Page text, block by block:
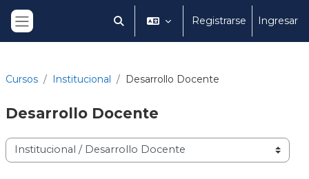
Panel lateral
Selector de búsqueda de entrada
Registrarse Ingresar
Cursos Institucional Desarrollo Docente
Desarrollo Docente
Categorías